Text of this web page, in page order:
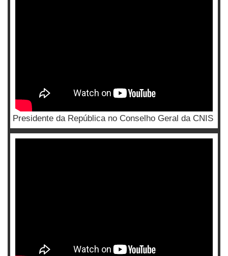
Presidente da República no Conselho Geral da CNIS